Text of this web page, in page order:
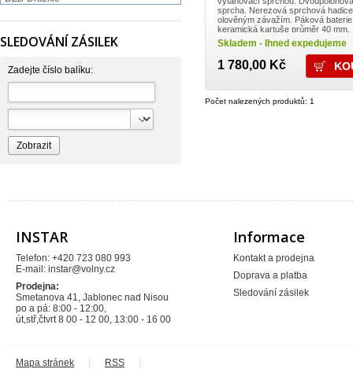
sprcha. Nerezová sprchová
olověným závažím. Páková
keramická kartuše průměr 40 mm.
Skladem - Ihned expedujeme
1 780,00 Kč
Počet nalezených produktů: 1
GEBO
Hutterer & Lechner
JB SANITARY
JIKA
NORMA
RAV Slezák
Rothenberger
Sagittarius
Vagnerplast
SLEDOVÁNÍ ZÁSILEK
Zadejte číslo balíku:
INSTAR
Telefon: +420 723 080 993
E-mail: instar@volny.cz
Prodejna:
Smetanova 41, Jablonec nad Nisou
po a pá: 8:00 - 12:00,
út,stř,čtvrt 8 00 - 12 00, 13:00 - 16 00
Informace
Kontakt a prodejna
Doprava a platba
Sledování zásilek
Mapa stránek RSS